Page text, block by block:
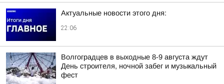
Актуальные новости этого дня:
22:06
Волгоградцев в выходные 8-9 августа ждут
День строителя, ночной забег и музыкальный
фест